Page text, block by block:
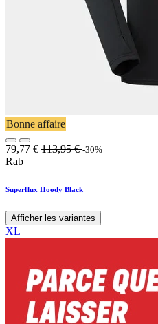
Bonne affaire
79,77 € 113,95€ -30%
Rab
Superflux Hoody Black
Afficher les variantes
XL